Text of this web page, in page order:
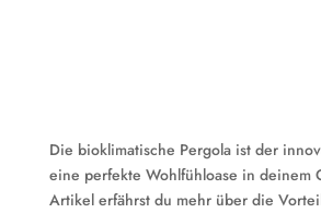
Die bioklimatische Pergola ist der
eine perfekte Wohlfühloase in deinem
Artikel erfährst du mehr über die